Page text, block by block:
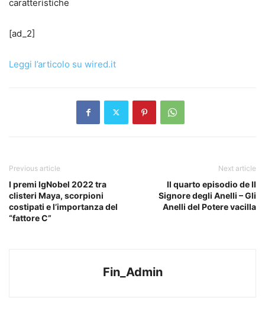
caratteristiche
[ad_2]
Leggi l’articolo su wired.it
Previous article
I premi IgNobel 2022 tra
clisteri Maya, scorpioni
costipati e l’importanza del
“fattore C”
Next article
Il quarto episodio de Il
Signore degli Anelli – Gli
Anelli del Potere vacilla
Fin_Admin